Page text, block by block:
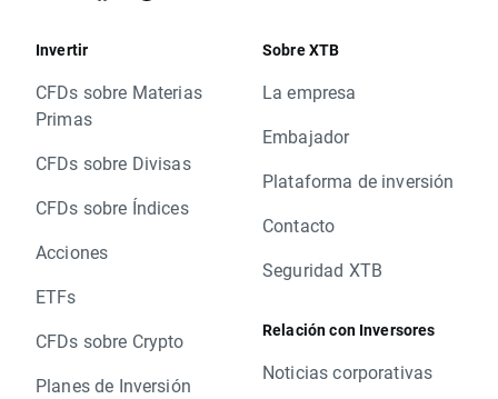
Invertir
CFDs sobre Materias
Primas
CFDs sobre Divisas
CFDs sobre Índices
Acciones
ETFs
CFDs sobre Crypto
Planes de Inversión
Sobre XTB
La empresa
Embajador
Plataforma de inversión
Contacto
Seguridad XTB
Relación con Inversores
Noticias corporativas